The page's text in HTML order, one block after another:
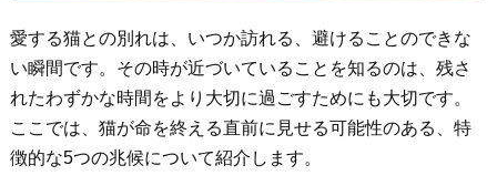
愛する猫との別れは、いつか訪れる、避けることのできな
い瞬間です。その時が近づいていることを知るのは、残さ
れたわずかな時間をより大切に過ごすためにも大切です。
ここでは、猫が命を終える直前に見せる可能性のある、特
徴的な5つの兆候について紹介します。